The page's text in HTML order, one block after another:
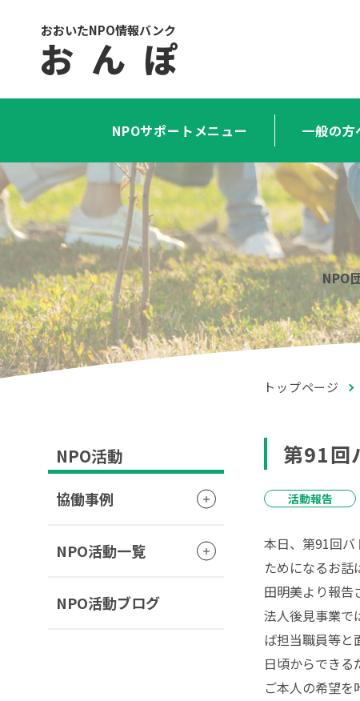
おおいたNPO情報バンク
お ん ぽ
NPOサポートメニュー 一般の方
NPO
トップページ
第91回
活動報告
本日、第91回バ
ためになるお
田明美より報告
法人後見事業で
ば担当職員等と
日頃からできる
ご本人の希望
NPO活動
協働事例
NPO活動一覧
NPO活動ブログ